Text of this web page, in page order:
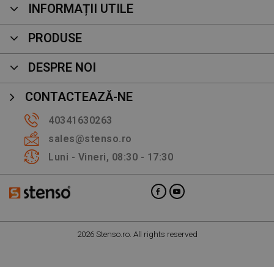
INFORMAȚII UTILE
PRODUSE
DESPRE NOI
CONTACTEAZĂ-NE
40341630263
sales@stenso.ro
Luni - Vineri, 08:30 - 17:30
2026 Stenso.ro. All rights reserved